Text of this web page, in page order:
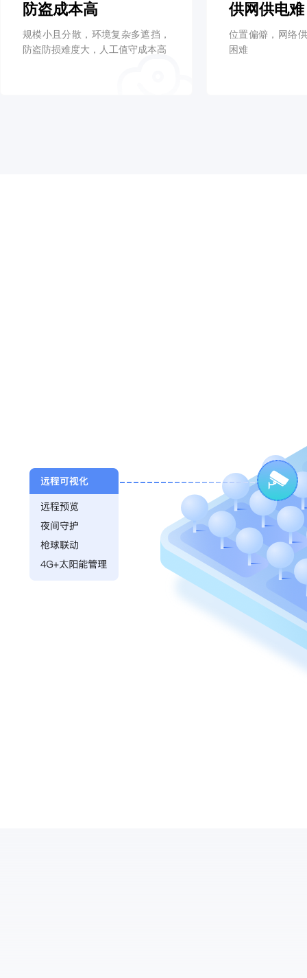
防盗成本高
规模小且分散，环境复杂多遮挡，
防盗防损难度大，人工值守成本高
供网供电难
位置偏僻，网络
困难